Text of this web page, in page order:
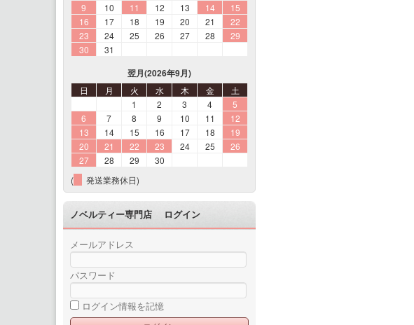
9
10 11 12 13 14
15
16
17 18 19 20 21
22
23
24 25 26 27 28
29
30
31
翌月(2026年9月)
日 月 火 水 木 金
土
1
2 3 4
5
6
7 8 9 10 11
12
13
14 15 16 17 18
19
20
21 22 23 24 25
26
27
28 29
30
(
発送業務休日)
ノベルティー専門店 ログイン
メールアドレス
パスワード
ログイン情報を記憶